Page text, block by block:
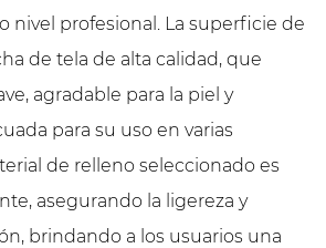
nivel profesional. La superficie de
de tela de alta calidad, que
agradable para la piel y
para su uso en varias
de relleno seleccionado es
asegurando la ligereza y
brindando a los usuarios una